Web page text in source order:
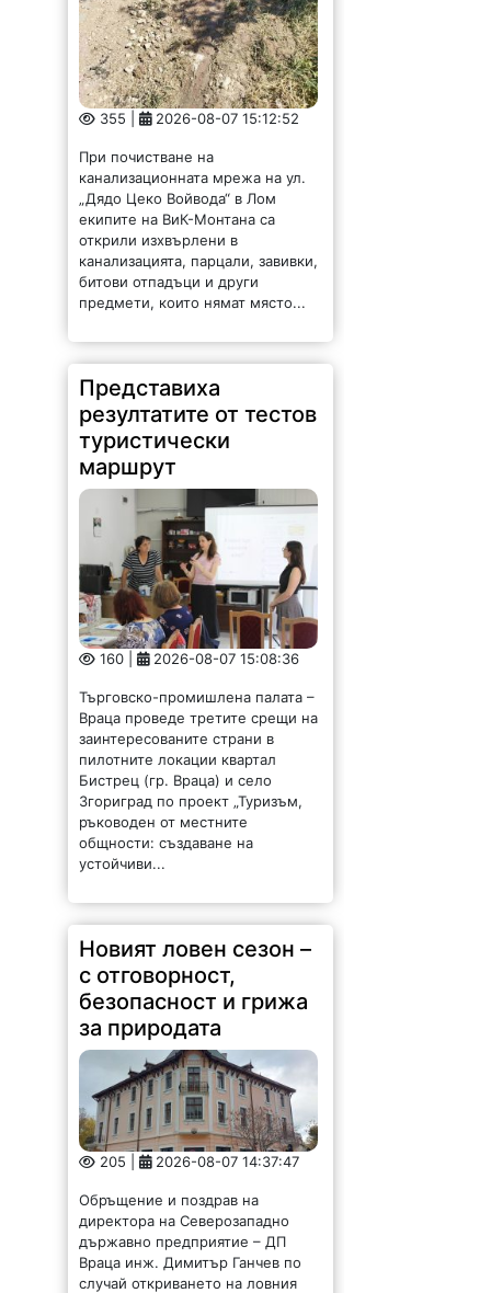
355 | 2026-08-07 15:12:52
При почистване на
канализационната мрежа на ул.
„Дядо Цеко Войвода“ в Лом
екипите на ВиК-Монтана са
открили изхвърлени в
канализацията, парцали, завивки,
битови отпадъци и други
предмети, които нямат място...
Представиха
резултатите от тестов
туристически
маршрут
160 | 2026-08-07 15:08:36
Търговско-промишлена палата –
Враца проведе третите срещи на
заинтересованите страни в
пилотните локации квартал
Бистрец (гр. Враца) и село
Згориград по проект „Туризъм,
ръководен от местните
общности: създаване на
устойчиви...
Новият ловен сезон –
с отговорност,
безопасност и грижа
за природата
205 | 2026-08-07 14:37:47
Обръщение и поздрав на
директора на Северозападно
държавно предприятие – ДП
Враца инж. Димитър Ганчев по
случай откриването на ловния